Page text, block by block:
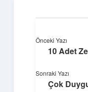
Deniz
Önceki Yazı
10 Adet
Sonraki Yazı
Çok